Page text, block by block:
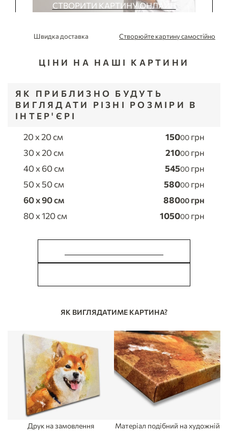
СТВОРИТИ КАРТИНУ ОНЛАЙН
Швидка доставка Створюйте картину самостійно
ЦІНИ НА НАШІ КАРТИНИ
ЯК ПРИБЛИЗНО БУДУТЬ
ВИГЛЯДАТИ РІЗНІ РОЗМІРИ В
ІНТЕР'ЄРІ
20 x 20 см
15000 грн
30 x 20 см
21000 грн
40 x 60 см
54500 грн
50 x 50 см
58000 грн
60 x 90 см
88000 грн
80 x 120 см
105000 грн
ЯК ВИГЛЯДАТИМЕ КАРТИНА?
Друк на замовлення
Матеріал подібний на художній